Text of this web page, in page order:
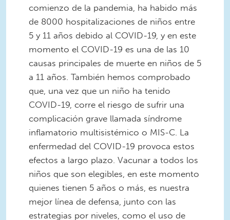
comienzo de la pandemia, ha habido más
de 8000 hospitalizaciones de niños entre
5 y 11 años debido al COVID-19, y en este
momento el COVID-19 es una de las 10
causas principales de muerte en niños de 5
a 11 años. También hemos comprobado
que, una vez que un niño ha tenido
COVID-19, corre el riesgo de sufrir una
complicación grave llamada síndrome
inflamatorio multisistémico o MIS-C. La
enfermedad del COVID-19 provoca estos
efectos a largo plazo. Vacunar a todos los
niños que son elegibles, en este momento
quienes tienen 5 años o más, es nuestra
mejor línea de defensa, junto con las
estrategias por niveles, como el uso de